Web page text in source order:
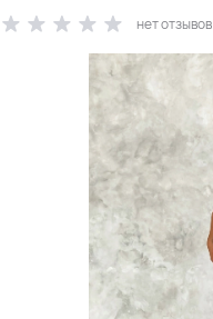
нет отзывов